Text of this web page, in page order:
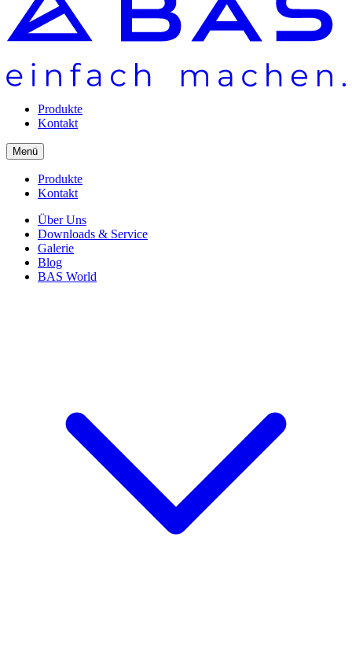
Produkte
Kontakt
Menü
Produkte
Kontakt
Über Uns
Downloads & Service
Galerie
Blog
BAS World